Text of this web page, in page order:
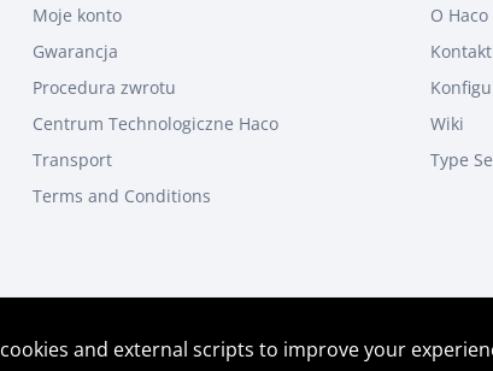
and external scripts to improve your
Moje konto
Gwarancja
Procedura zwrotu
Centrum Technologiczne Haco
Transport
Terms and Conditions
O Haco
Kontakt
Wiki
Type